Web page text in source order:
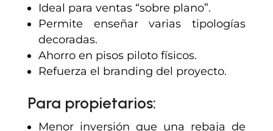
Ideal para ventas “sobre plano”.
Permite enseñar varias tipologías
decoradas.
Ahorro en pisos piloto físicos.
Refuerza el branding del proyecto.
Para propietarios:
Menor inversión que una rebaja de